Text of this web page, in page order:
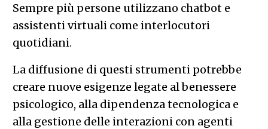
Sempre più persone utilizzano chatbot e
assistenti virtuali come interlocutori
quotidiani.
La diffusione di questi strumenti potrebbe
creare nuove esigenze legate al benessere
psicologico, alla dipendenza tecnologica e
alla gestione delle interazioni con agenti